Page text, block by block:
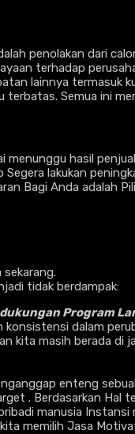
penolakan dari
terhadap
lainnya termasuk
Semua ini
hasil
lakukan
Bagi Anda adalah
tidak berdampak:
Program
dalam
masih berada di
enteng
. Berdasarkan
manusia
memilih Jasa